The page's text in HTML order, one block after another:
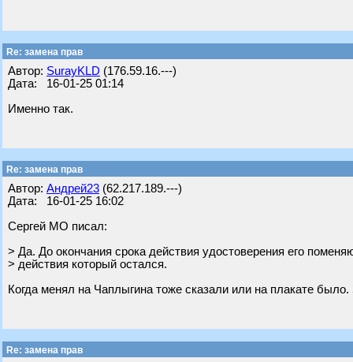
Re: замена прав
Автор: SurayKLD (176.59.16.---)
Дата: 16-01-25 01:14
Именно так.
Re: замена прав
Автор: Андрей23 (62.217.189.---)
Дата: 16-01-25 16:02
Сергей МО писал:
> Да. До окончания срока действия удостоверения его
> действия который остался.
Когда менял на Чаплыгина тоже сказали или на плакате
Re: замена прав